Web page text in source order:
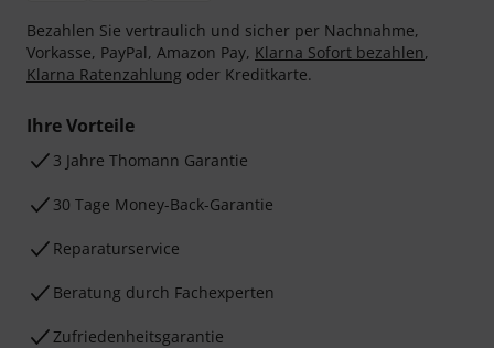
Bezahlen Sie vertraulich und sicher per Nachnahme,
Vorkasse, PayPal, Amazon Pay, Klarna Sofort bezahlen,
Klarna Ratenzahlung oder Kreditkarte.
Ihre Vorteile
3 Jahre Thomann Garantie
30 Tage Money-Back-Garantie
Reparaturservice
Beratung durch Fachexperten
Zufriedenheitsgarantie